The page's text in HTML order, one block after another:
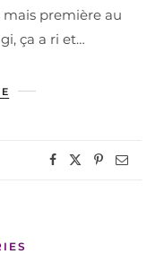
mais première au
ça a ri et…